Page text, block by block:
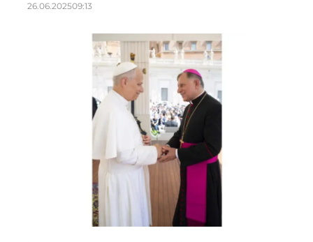
26.06.202509:13